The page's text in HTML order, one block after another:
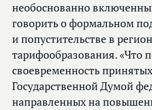
необоснованно
говорить о формальном
и попустительстве в
тарифообразования. «Что
своевременность
Государственной Думой
направленных на